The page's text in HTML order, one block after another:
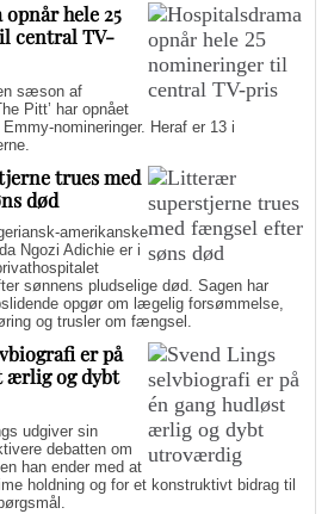
hele 25
central TV-
sæson af
Pitt’ har opnået
nomineringer. Heraf er 13 i
trues med
død
amerikanske
Ngozi Adichie er i
sønnens pludselige død. Sagen har
opgør om lægelig forsømmelse,
og trusler om fængsel.
er på
ærlig og dybt
udgiver sin
debatten om
han ender med at
holdning og for et konstruktivt bidrag til